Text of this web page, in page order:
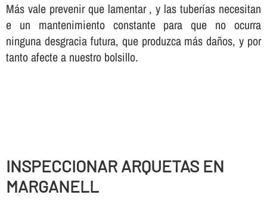
Más vale prevenir que lamentar , y las tuberí­as necesitan
e un mantenimiento constante para que no ocurra
ninguna desgracia futura, que produzca más daños, y por
tanto afecte a nuestro bolsillo.
INSPECCIONAR ARQUETAS EN
MARGANELL